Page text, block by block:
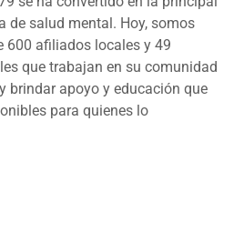
de salud mental. Hoy, somos
600 afiliados locales y 49
que trabajan en su comunidad
brindar apoyo y educación que
para quienes lo